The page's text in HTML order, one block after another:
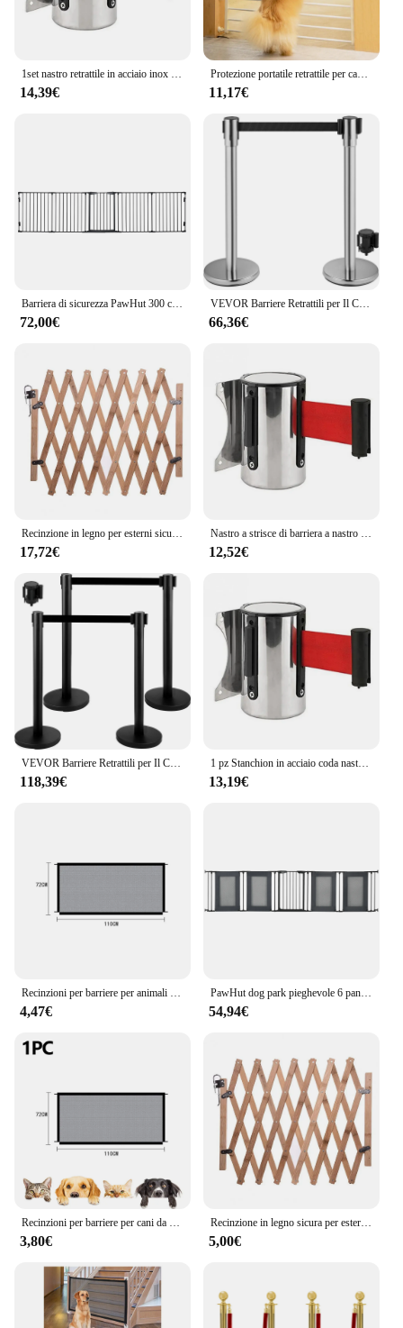
1set nastro retrattile in acciaio inox Stanchion coda barriera striscia montaggio a parete controllo folla striscia retrattile Guardrail Cordon Line
14,39€
Protezione portatile retrattile per cancello per cani, recinzione regolabile, barriera per bambini, cancello per scale, per patio, prato, giardino, scale
11,17€
Barriera di sicurezza PawHut 300 cm 5 panel Dog Park
72,00€
VEVOR Barriere Retrattili per Il Controllo della Folla e La Coda, 6 Pezzi Colonnine Segnapercorso con Nastro Rosso per Dividere I Corvi in Banche, Aeroporti, Stadi, Luoghi di Divertimento e Altri
66,36€
Recinzione in legno per esterni sicura facile installazione barriera di separazione di sicurezza per animali domestici espandibile universale per interni ed esterni
17,72€
Nastro a strisce di barriera a nastro retrattile in acciaio inossidabile fissato a parete da 3/2M per barriera di controllo delle folle dell'area di separazione
12,52€
VEVOR Barriere Retrattili per Il Controllo della Folla e La Coda, 4 Pz Colonnine Segnapercorso con Nastro Nero per Dividere I Corvi in Banche, Aeroporti, Stadi, Luoghi di Divertimento e Altri Luoghi
118,39€
1 pz Stanchion in acciaio coda nastro retrattile barriera montaggio a parete controllo della folla 2 m 3 metri di lunghezza nastro parti di utensili al dettaglio
13,19€
Recinzioni per barriere per animali domestici cancello per cani in rete scale pieghevoli protezione per la separazione dell'ingresso box di sicurezza per bambini traspirante portatile
4,47€
PawHut dog park pieghevole 6 pannelli barriera di sicurezza 117x103x74 cm
54,94€
Recinzioni per barriere per cani da compagnia rete isolata per animali domestici rete pieghevole traspirante recinzione di sicurezza per cani da gioco per scale porte per interni ed esterni
3,80€
Recinzione in legno sicura per esterni facile installazione barriera di separazione di sicurezza per animali domestici espandibile universale per interni ed esterni Anti-pus
5,00€